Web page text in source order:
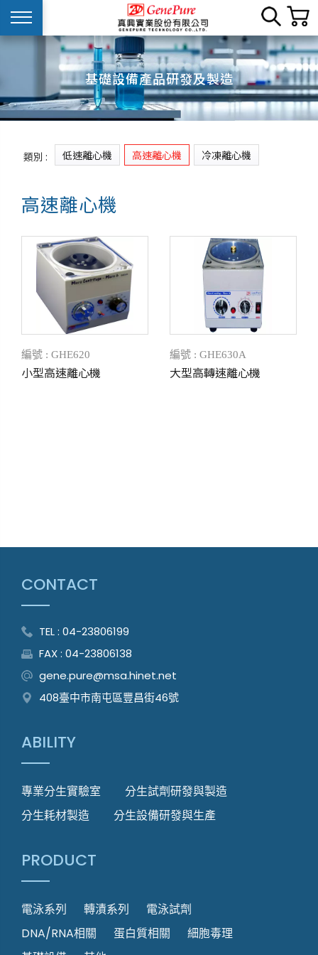
基礎設備產品研發及製造
類別 : 低速離心機 高速離心機 冷凍離心機
高速離心機
編號 : GHE620
小型高速離心機
編號 : GHE630A
大型高轉速離心機
CONTACT
TEL : 04-23806199
FAX : 04-23806138
gene.pure@msa.hinet.net
408臺中市南屯區豐昌街46號
ABILITY
專業分生實驗室
分生試劑研發與製造
分生耗材製造
分生設備研發與生產
PRODUCT
電泳系列 轉漬系列
電泳試劑
DNA/RNA相關
蛋白質相關
細胞毒理